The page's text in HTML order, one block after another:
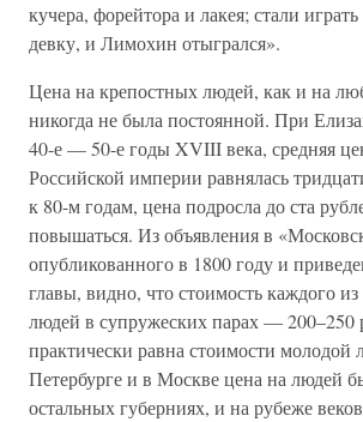
кучера, форейтора и лакея; стали
девку, и Лимохин отыгрался».
Цена на крепостных людей, как и на
никогда не была постоянной. При
40-е — 50-е годы XVIII века, средняя
Российской империи равнялась
к 80-м годам, цена подросла до ста
повышаться. Из объявления в
опубликованного в 1800 году и
главы, видно, что стоимость каждого
людей в супружеских парах — 200–250
практически равна стоимости молодой
Петербурге и в Москве цена на людей
остальных губерниях, и на рубеже